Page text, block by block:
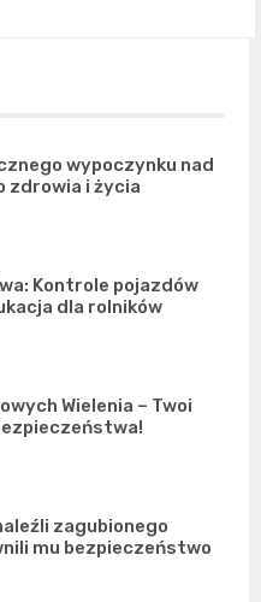
wypoczynku nad
zdrowia i życia
Kontrole pojazdów
dla rolników
Wielenia – Twoi
zagubionego
mu bezpieczeństwo